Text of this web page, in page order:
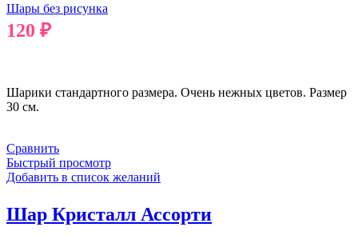
Шары без рисунка
120 ₽
Шарики стандартного размера. Очень нежных цветов. Размер
30 см.
Сравнить
Быстрый просмотр
Добавить в список желаний
Шар Кристалл Ассорти